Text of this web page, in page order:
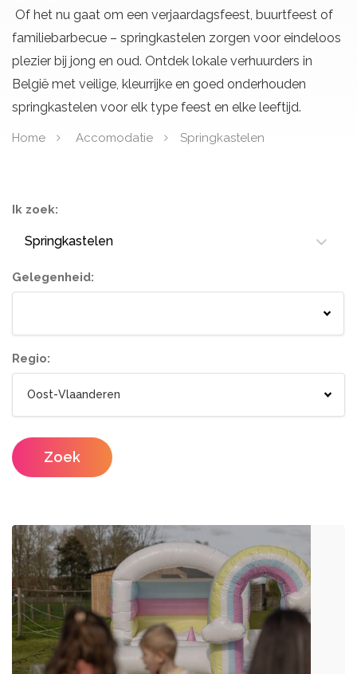
Of het nu gaat om een verjaardagsfeest, buurtfeest of
familiebarbecue – springkastelen zorgen voor eindeloos
plezier bij jong en oud. Ontdek lokale verhuurders in
België met veilige, kleurrijke en goed onderhouden
springkastelen voor elk type feest en elke leeftijd.
Home Accomodatie Springkastelen
Ik zoek:
Springkastelen
Tenten
Wc wagen
Lichtletters
Make-up artist
Haarstylisten
Fotografen
Photobooths
Videografie
Feestzalen
Vergaderzalen
Seminarieruimte
DJ's
Eventplanners
Gelegenheid:
Regio:
Zoek